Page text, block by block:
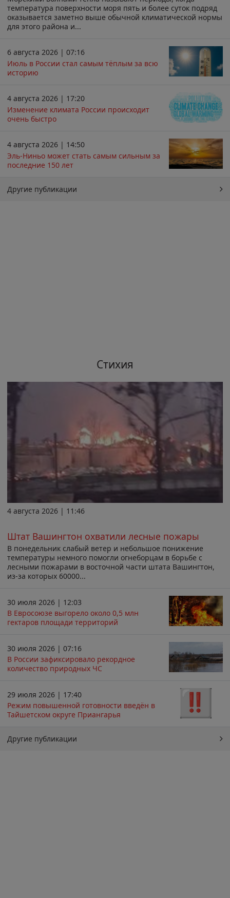
температура поверхности моря пять и более суток подряд
оказывается заметно выше обычной климатической нормы
для этого района и...
6 августа 2026 | 07:16
Июль в России стал самым тёплым за всю
историю
4 августа 2026 | 17:20
Изменение климата России происходит
очень быстро
4 августа 2026 | 14:50
Эль-Ниньо может стать самым сильным за
последние 150 лет
Другие публикации
Стихия
4 августа 2026 | 11:46
Штат Вашингтон охватили лесные пожары
В понедельник слабый ветер и небольшое понижение
температуры немного помогли огнеборцам в борьбе с
лесными пожарами в восточной части штата Вашингтон,
из-за которых 60000...
30 июля 2026 | 12:03
В Евросоюзе выгорело около 0,5 млн
гектаров площади территорий
30 июля 2026 | 07:16
В России зафиксировало рекордное
количество природных ЧС
29 июля 2026 | 17:40
Режим повышенной готовности введён в
Тайшетском округе Приангарья
Другие публикации